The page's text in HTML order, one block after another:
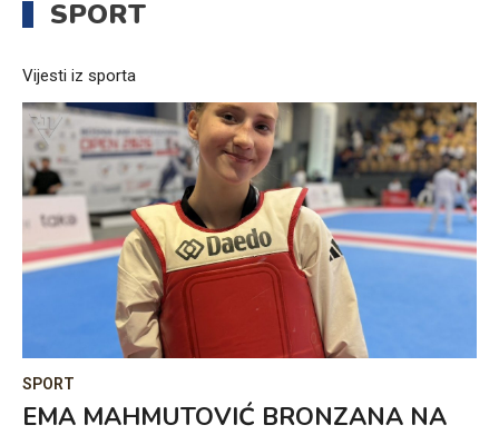
SPORT
Vijesti iz sporta
SPORT
EMA MAHMUTOVIĆ BRONZANA NA